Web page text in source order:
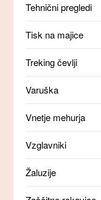
Tehnični pregledi
Tisk na majice
Treking čevlji
Varuška
Vnetje mehurja
Vzglavniki
Žaluzije